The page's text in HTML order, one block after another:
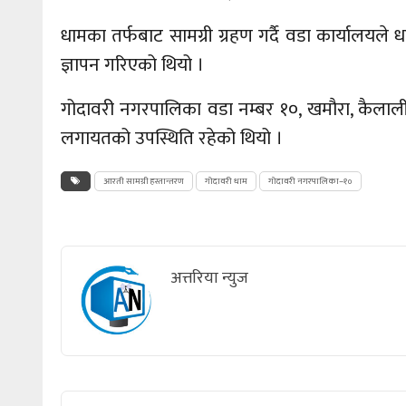
धामका तर्फबाट सामग्री ग्रहण गर्दै वडा कार्यालयले
ज्ञापन गरिएको थियो ।
गोदावरी नगरपालिका वडा नम्बर १०,खमौरा,
लगायतको उपस्थिति रहेको थियो ।
आरती सामग्री हस्तान्तरण गोदावरी धाम गोदावरी नगरपालिका–१०
अत्तरिया न्युज